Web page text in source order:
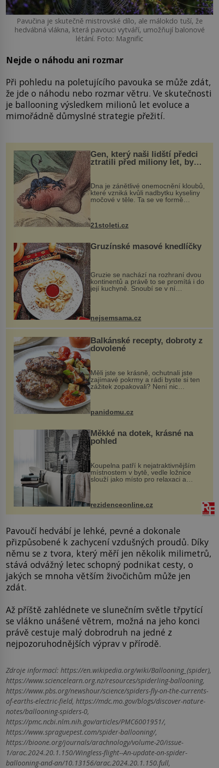
Pavučina je skutečně mistrovské dílo, ale málokdo tuší, že
hedvábná vlákna, která pavouci vytváří, umožňují balonové
létání. Foto: Magnific
Nejde o náhodu ani rozmar
Při pohledu na poletujícího pavouka se může zdát,
že jde o náhodu nebo rozmar větru. Ve skutečnosti
je ballooning výsledkem milionů let evoluce a
mimořádně důmyslné strategie přežití.
Gen, který naši lidští předci
ztratili před miliony let, by
mohl pomoci s léčbou
„nemoci králů“
Dna je zánětlivé onemocnění kloubů,
které vzniká kvůli nadbytku kyseliny
močové v těle. Ta se ve formě
nohou, a způsobuje bole...
21stoleti.cz
Gruzínské masové knedlíčky
Gruzie se nachází na rozhraní dvou
kontinentů a právě to se promítá i do
její kuchyně. Snoubí se v ní
evropské a asijské chutě a díky tomu
vznikají rozmanité a chuťově bohaté
pokrmy, které rozhodně st...
nejsemsama.cz
Balkánské recepty, dobroty z
dovolené
Měli jste se krásně, ochutnali jste
zajímavé pokrmy a rádi byste si ten
zážitek zopakovali? Není nic
snazšího. Pljeskavica (10 porcí)
Možná jste ji ochutnali na dovolené v
panidomu.cz
Měkké na dotek, krásné na
pohled
Koupelna patří k nejatraktivnějším
místnostem v bytě, vedle ložnice
slouží jako místo pro relaxaci a
odpočinek. Koupelnový textil –
ručníky, osušky a koberečky –
mohou jako mávnutím kouzelného
proutku...
rezidenceonline.cz
Pavoučí hedvábí je lehké, pevné a dokonale
přizpůsobené k zachycení vzdušných proudů. Díky
němu se z tvora, který měří jen několik milimetrů,
stává odvážný letec schopný podnikat cesty, o
jakých se mnoha větším živočichům může jen
zdát.
Až příště zahlédnete ve slunečním světle třpytící
se vlákno unášené větrem, možná na jeho konci
právě cestuje malý dobrodruh na jedné z
nejpozoruhodnějších výprav v přírodě.
Zdroje informací: https://en.wikipedia.org/wiki/Ballooning_(spider),
https://www.sciencelearn.org.nz/resources/spiderling-ballooning,
https://www.pbs.org/newshour/science/spiders-fly-on-the-currents-
of-earths-electric-field, https://mdc.mo.gov/blogs/discover-nature-
notes/ballooning-spiders-0,
https://pmc.ncbi.nlm.nih.gov/articles/PMC6001951/,
https://www.spraguepest.com/spider-ballooning/,
https://bioone.org/journals/arachnology/volume-20/issue-
1/arac.2024.20.1.150/Wingless-flight--An-update-on-spider-
ballooning-and-an/10.13156/arac.2024.20.1.150.full,